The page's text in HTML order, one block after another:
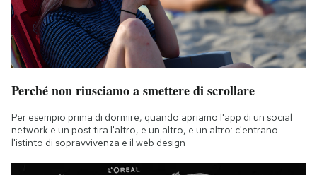
Perché non riusciamo a smettere di scrollare
Per esempio prima di dormire, quando apriamo l'app di un social
network e un post tira l'altro, e un altro, e un altro: c'entrano
l'istinto di sopravvivenza e il web design